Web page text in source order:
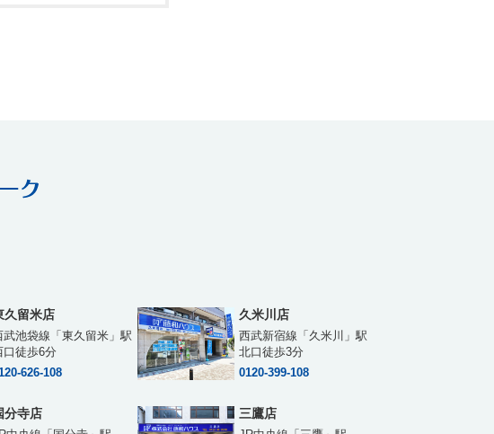
久留米店
武池袋線「東久留米」駅
口徒歩6分
626-108
久米川店
西武新宿線「久米川」駅
北口徒歩3分
0120-399-108
分寺店 三鷹店